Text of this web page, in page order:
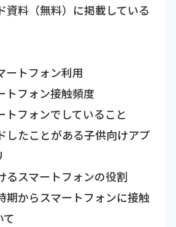
料（無料）に掲載している
ートフォン利用
トフォン接触頻度
トフォンでしていること
したことがある子供向けアプ
るスマートフォンの役割
期からスマートフォンに接触